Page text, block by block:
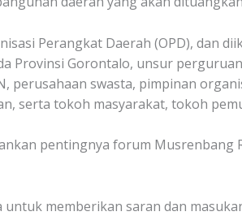
Perangkat Daerah (OPD), dan
Provinsi Gorontalo, unsur
perusahaan swasta, pimpinan
serta tokoh masyarakat, tokoh
pentingnya forum Musrenbang
memberikan saran dan